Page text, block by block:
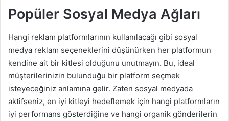
Popüler Sosyal Medya Ağları
Hangi reklam platformlarının kullanılacağı gibi sosyal
medya reklam seçeneklerini düşünürken her platformun
kendine ait bir kitlesi olduğunu unutmayın. Bu, ideal
müşterilerinizin bulunduğu bir platform seçmek
isteyeceğiniz anlamına gelir. Zaten sosyal medyada
aktifseniz, en iyi kitleyi hedeflemek için hangi platformların
iyi performans gösterdiğine ve hangi organik gönderilerin